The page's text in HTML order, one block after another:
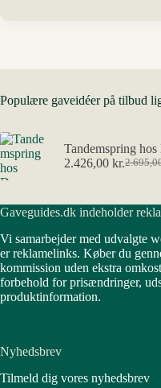
Populære gaveidéer på tilbud
Tandemspring
Den
var:
2.426,00 kr.Den
er:
Gaveguides.dk indeholder
Vi samarbejder med udvalgte
er reklamelinks. Køber du
kommission uden ekstra
forbehold for prisændringer,
produktinformation.
Nyhedsbrev
Tilmeld dig vores nyhedsbrev